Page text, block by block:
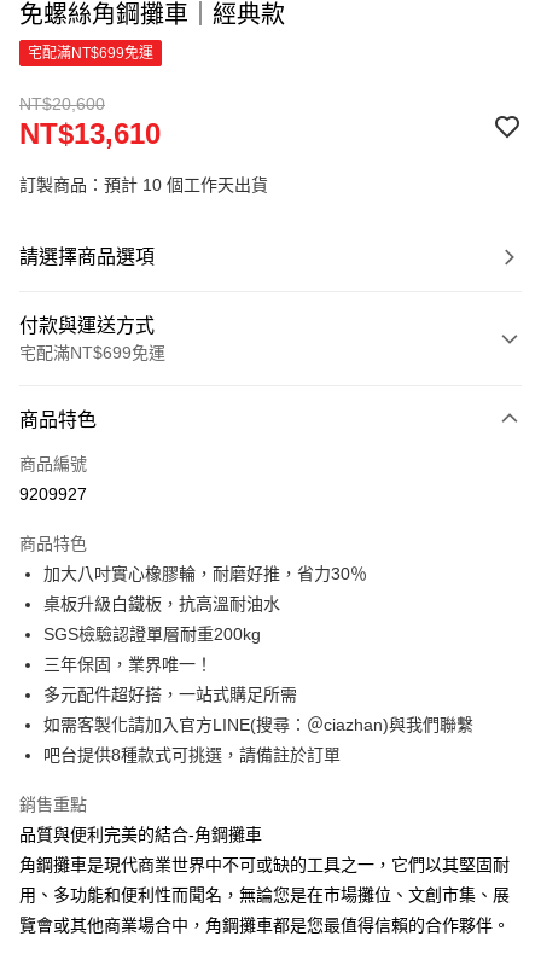
免螺絲角鋼攤車｜經典款
宅配滿NT$699免運
NT$20,600
NT$13,610
訂製商品：預計 10 個工作天出貨
請選擇商品選項
付款與運送方式
宅配滿NT$699免運
信用卡一次付款
信用卡分期付款
合作金庫商業銀行
華南商業銀行
彰化商業銀行
上海商業儲蓄銀行
國泰世華商業銀行
臺灣中小企業銀行
匯豐（台灣）商業銀行
聯邦商業銀行
遠東國際商業銀行
元大商業銀行
永豐商業銀行
玉山商業銀行
星展（台灣）商業銀行
台灣樂天信用卡公司
6 期 0 利率 每期
華南商業銀行
上海商業儲蓄銀行
國泰世華商業銀行
臺灣中小企業銀行
台中商業銀行
匯豐（台灣）商業銀行
華泰商業銀行
聯邦商業銀行
遠東國際商業銀行
元大商業銀行
永豐商業銀行
玉山商業銀行
台灣樂天信用卡公司
LINE Pay
Apple Pay
悠遊付
Google Pay
【大哥付你分期使用說明】
1.本服務由台灣大哥大提供，台灣大哥大用戶可立即使用無須另外申請。
2.付款方式選擇「大哥付你分期」，訂單成立後會自動跳轉到大哥付的交易
AFTEE先享後付
相關說明
商品特色
商品編號
9209927
商品特色
加大八吋實心橡膠輪，耐磨好推，省力30％
桌板升級白鐵板，抗高溫耐油水
SGS檢驗認證單層耐重200kg
三年保固，業界唯一！
多元配件超好搭，一站式購足所需
如需客製化請加入官方LINE(搜尋：＠ciazhan)與我們聯繫
吧台提供8種款式可挑選，請備註於訂單
銷售重點
品質與便利完美的結合-角鋼攤車
角鋼攤車是現代商業世界中不可或缺的工具之一，它們以其堅固耐
用、多功能和便利性而聞名，無論您是在市場攤位、文創市集、展
覽會或其他商業場合中，角鋼攤車都是您最值得信賴的合作夥伴。